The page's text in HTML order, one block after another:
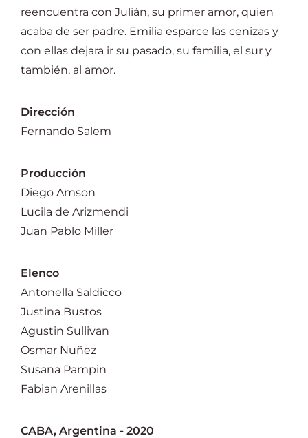
reencuentra con Julián, su primer amor, quien
acaba de ser padre. Emilia esparce las cenizas y
con ellas dejara ir su pasado, su familia, el sur y
también, al amor.
Dirección
Fernando Salem
Producción
Diego Amson
Lucila de Arizmendi
Juan Pablo Miller
Elenco
Antonella Saldicco
Justina Bustos
Agustin Sullivan
Osmar Nuñez
Susana Pampin
Fabian Arenillas
CABA, Argentina - 2020